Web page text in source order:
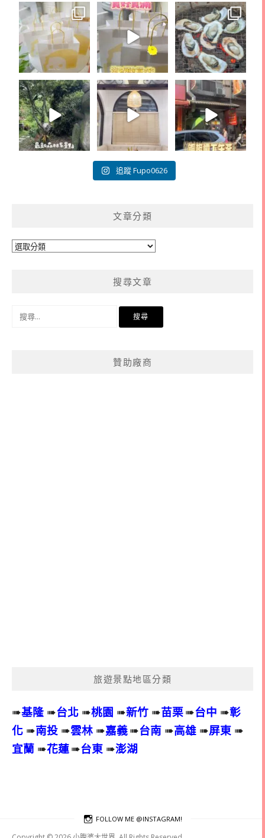
追蹤 Fupo0626
文章分類
文
搜尋文章
贊助廠商
旅遊景點地區分類
➠基隆 ➠台北 ➠桃園 ➠新竹 ➠苗栗➠台中 ➠彰
化 ➠南投 ➠雲林 ➠嘉義➠台南 ➠高雄 ➠屏東 ➠
宜蘭 ➠花蓮➠台東 ➠澎湖
FOLLOW ME @INSTAGRAM!